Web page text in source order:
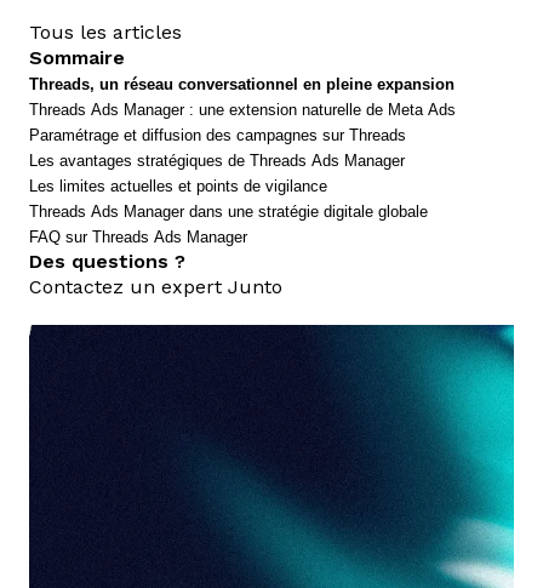
Tous les articles
Sommaire
Threads, un réseau conversationnel en pleine expansion
Threads Ads Manager : une extension naturelle de Meta Ads
Paramétrage et diffusion des campagnes sur Threads
Les avantages stratégiques de Threads Ads Manager
Les limites actuelles et points de vigilance
Threads Ads Manager dans une stratégie digitale globale
FAQ sur Threads Ads Manager
Des questions ?
Contactez un expert Junto